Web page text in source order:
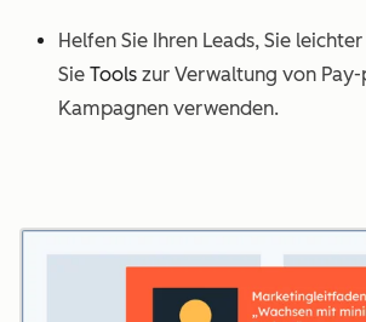
Helfen Sie Ihren Leads, Sie
Sie Tools zur Verwaltung von
Kampagnen verwenden.